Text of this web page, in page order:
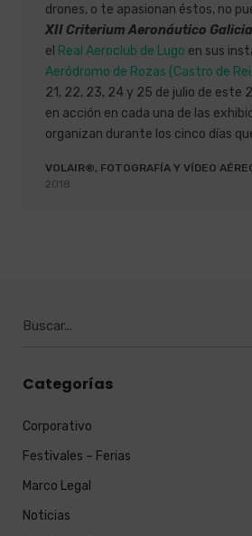
drones, o te apasionan éstos, no
XII Criterium Aeronáutico
el Real Aeroclub de Lugo en sus
Aeródromo de Rozas (Castro de
21, 22, 23, 24 y 25 de julio de este
en acción en cada una de las
organizan durante los cinco días
VOLAIR®, FOTOGRAFÍA Y VÍDEO
2018
Categorías
Corporativo
Festivales – Ferias
Marco Legal
Noticias